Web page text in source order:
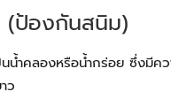
(ป้องกันสนิม)
น้ำคลองหรือน้ำกร่อย ซึ่งมีค
ว